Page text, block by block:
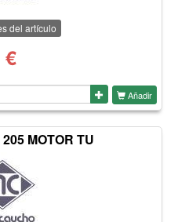
del artículo
€
Añadir
MOTOR TU